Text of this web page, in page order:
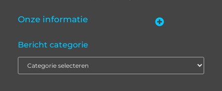
Onze informatie
Bericht categorie